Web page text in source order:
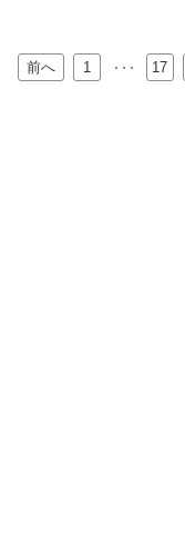
前へ 1 17